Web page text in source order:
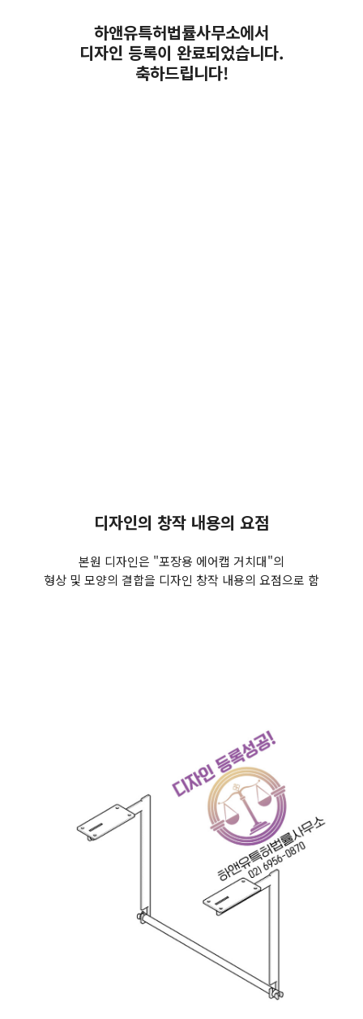
하앤유특허법률사무소에서
디자인 등록이 완료되었습니다.
축하드립니다!
디자인의 창작 내용의 요점
본원 디자인은 "포장용 에어캡 거치대"의
형상 및 모양의 결합을 디자인 창작 내용의 요점으로 함